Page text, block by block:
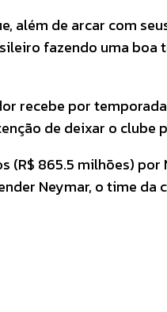
além de arcar com
fazendo uma
recebe por
de deixar o
(R$ 865.5 milhões)
Neymar, o time